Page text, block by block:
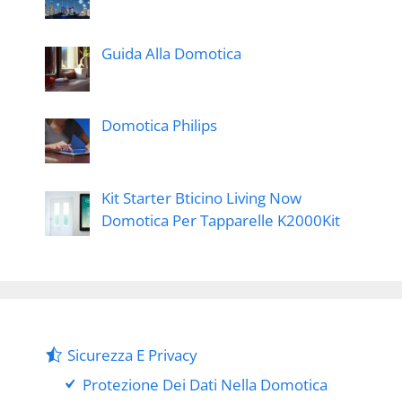
Guida Alla Domotica
Domotica Philips
Kit Starter Bticino Living Now
Domotica Per Tapparelle K2000Kit
Sicurezza E Privacy
Protezione Dei Dati Nella Domotica